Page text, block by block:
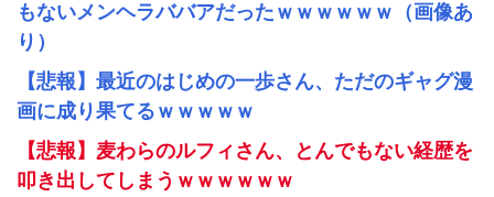
もないメンヘラババアだったｗｗｗｗｗｗ（画像あ
り）
【悲報】最近のはじめの一歩さん、ただのギャグ漫
画に成り果てるｗｗｗｗｗ
【悲報】麦わらのルフィさん、とんでもない経歴を
叩き出してしまうｗｗｗｗｗｗ